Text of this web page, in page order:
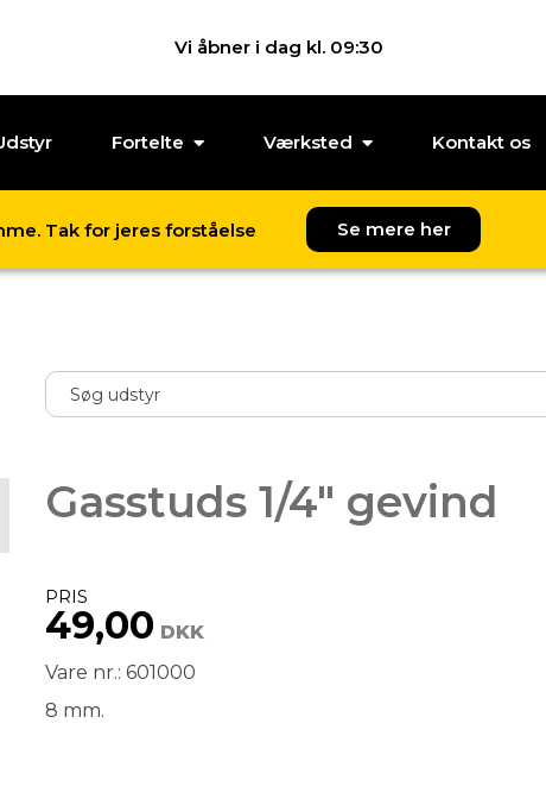
Vi åbner i dag kl. 09:30
Fortelte Værksted Kontakt os
Tak for jeres forståelse Se mere her
Gasstuds 1/4" gevind
PRIS
49,00 DKK
Vare nr.: 601000
8 mm.